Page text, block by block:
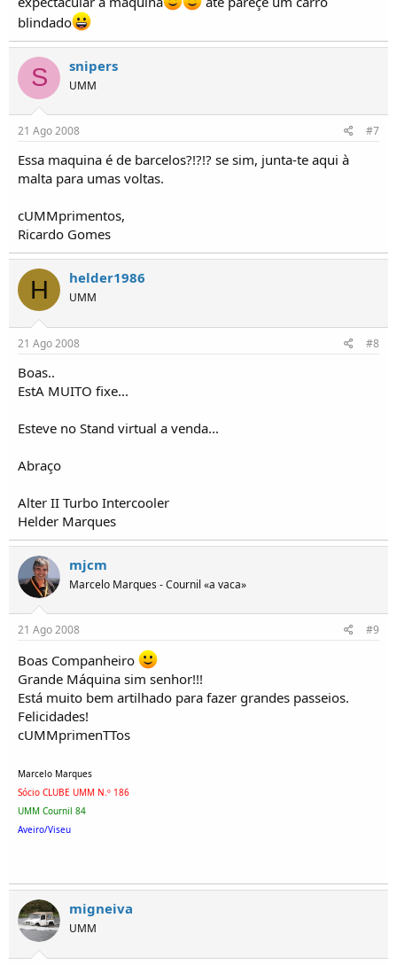
blindado
S snipers
UMM
21 Ago 2008 #7
Essa maquina é de barcelos?!?!? se sim, junta-te aqui à
malta para umas voltas.
cUMMprimentos,
Ricardo Gomes
H helder1986
UMM
21 Ago 2008 #8
Boas..
EstA MUITO fixe...
Esteve no Stand virtual a venda...
Abraço
Alter II Turbo Intercooler
Helder Marques
mjcm
Marcelo Marques - Cournil «a vaca»
21 Ago 2008 #9
Boas Companheiro
Grande Máquina sim senhor!!!
Está muito bem artilhado para fazer grandes passeios.
Felicidades!
cUMMprimenTTos
Marcelo Marques
Sócio CLUBE UMM N.º 186
UMM Cournil 84
Aveiro/Viseu
migneiva
UMM